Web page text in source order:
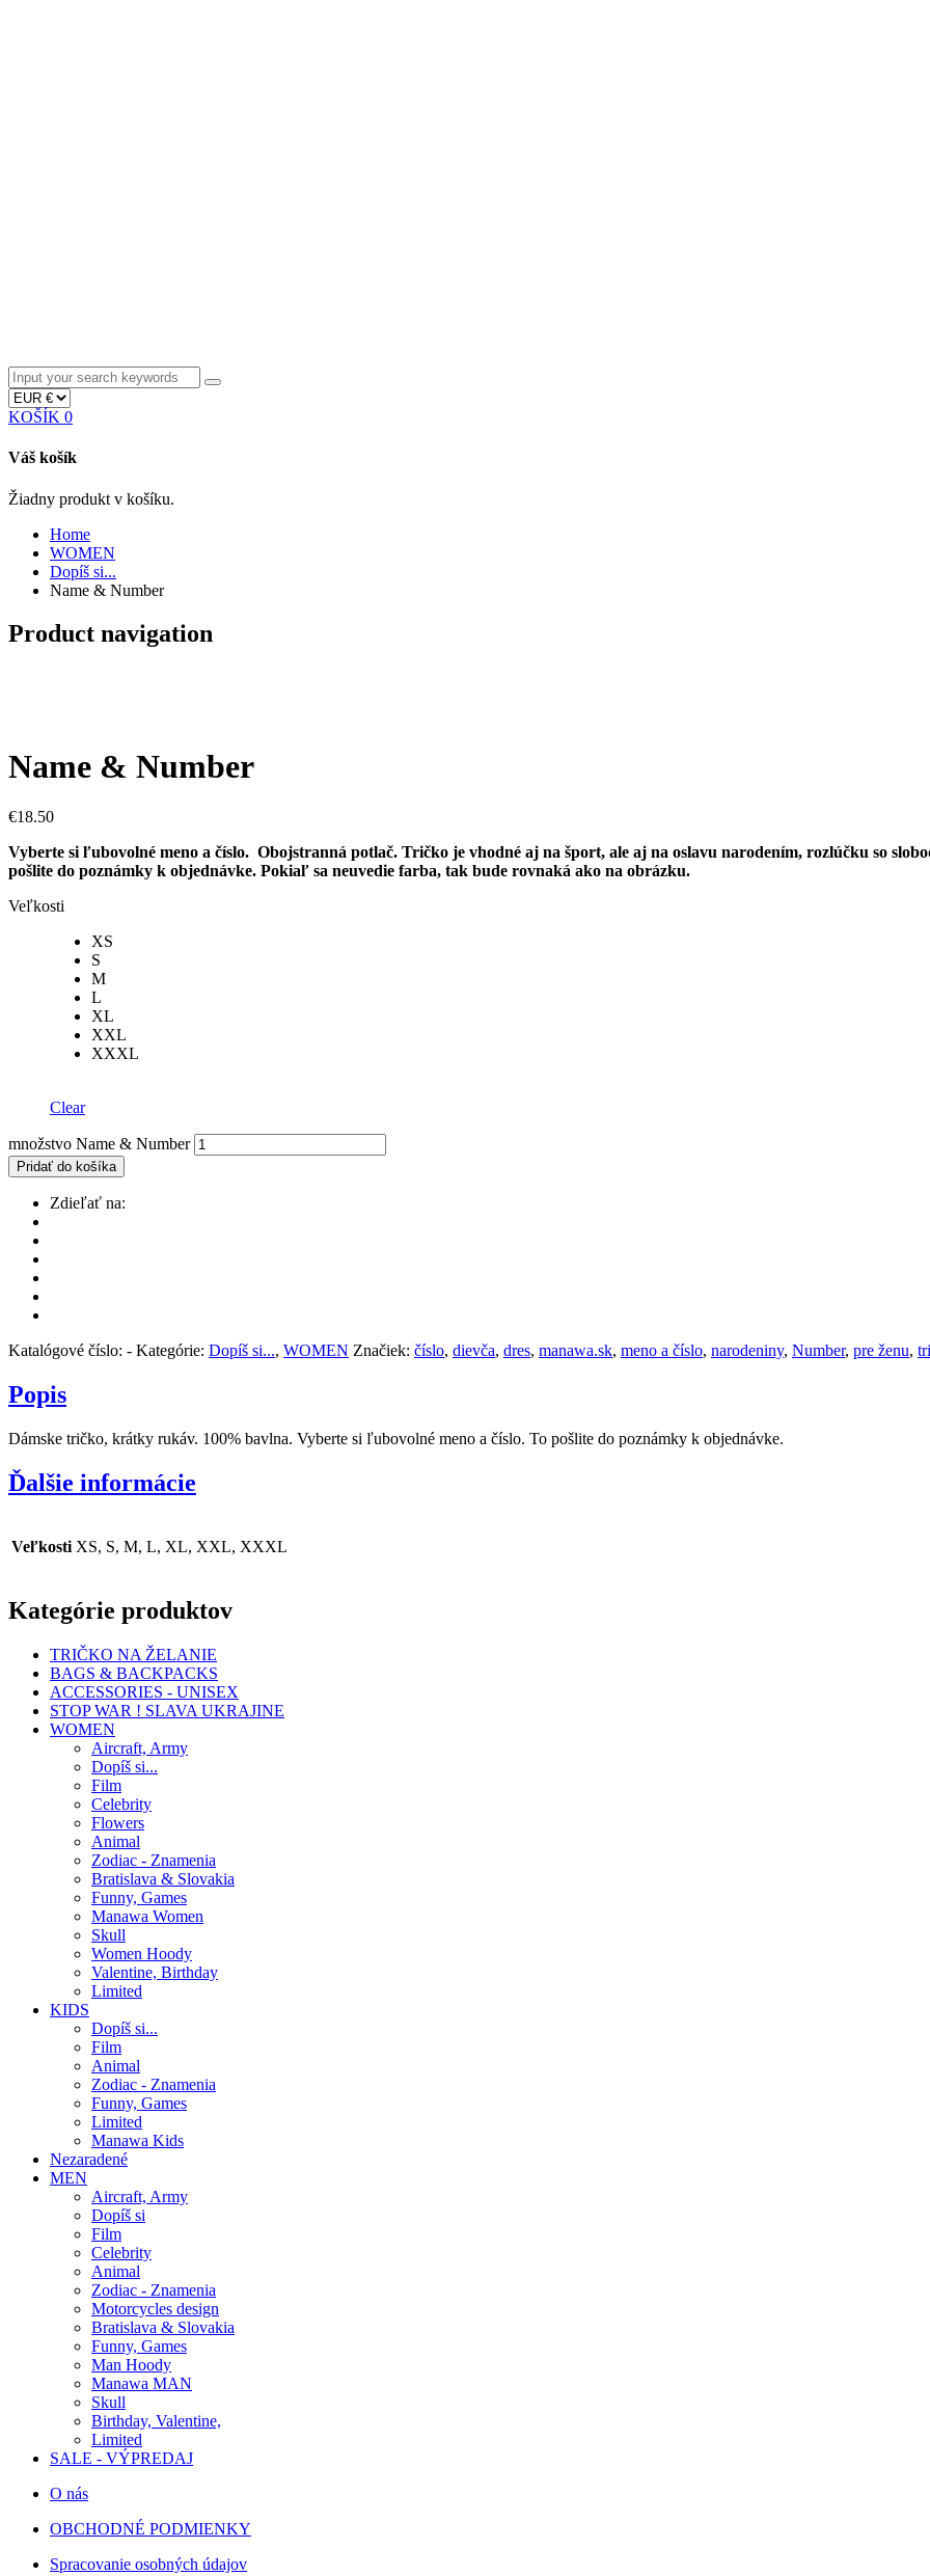
KOŠÍK 0
Váš košík
Žiadny produkt v košíku.
Home
WOMEN
Dopíš si...
Name & Number
Product navigation
Name & Number
€18.50
Vyberte si ľubovolné meno a číslo. Obojstranná potlač. Tričko je vhodné aj na šport, ale aj na oslavu narodením, rozlúčku so
pošlite do poznámky k objednávke. Pokiaľ sa neuvedie farba, tak bude rovnaká ako na obrázku.
Veľkosti
XS
S
M
L
XL
XXL
XXXL
Clear
množstvo Name & Number
Pridať do košíka
Zdieľať na:
Katalógové číslo: - Kategórie: Dopíš si..., WOMEN Značiek: číslo, dievča, dres, manawa.sk, meno a číslo, narodeniny, Number, pre ženu,
Popis
Dámske tričko, krátky rukáv. 100% bavlna. Vyberte si ľubovolné meno a číslo. To pošlite do poznámky k objednávke.
Ďalšie informácie
Veľkosti XS, S, M, L, XL, XXL, XXXL
Kategórie produktov
TRIČKO NA ŽELANIE
BAGS & BACKPACKS
ACCESSORIES - UNISEX
STOP WAR ! SLAVA UKRAJINE
WOMEN
Aircraft, Army
Dopíš si...
Film
Celebrity
Flowers
Animal
Zodiac - Znamenia
Bratislava & Slovakia
Funny, Games
Manawa Women
Skull
Women Hoody
Valentine, Birthday
Limited
KIDS
Dopíš si...
Film
Animal
Zodiac - Znamenia
Funny, Games
Limited
Manawa Kids
Nezaradené
MEN
Aircraft, Army
Dopíš si
Film
Celebrity
Animal
Zodiac - Znamenia
Motorcycles design
Bratislava & Slovakia
Funny, Games
Man Hoody
Manawa MAN
Skull
Birthday, Valentine,
Limited
SALE - VÝPREDAJ
O nás
OBCHODNÉ PODMIENKY
Spracovanie osobných údajov